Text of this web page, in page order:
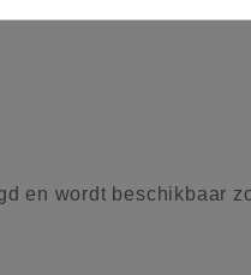
en wordt beschikbaar